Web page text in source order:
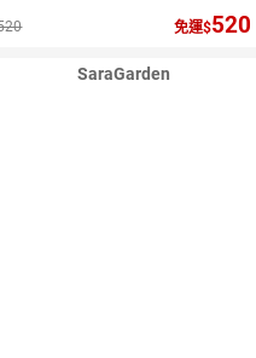
免運 520
SaraGarden